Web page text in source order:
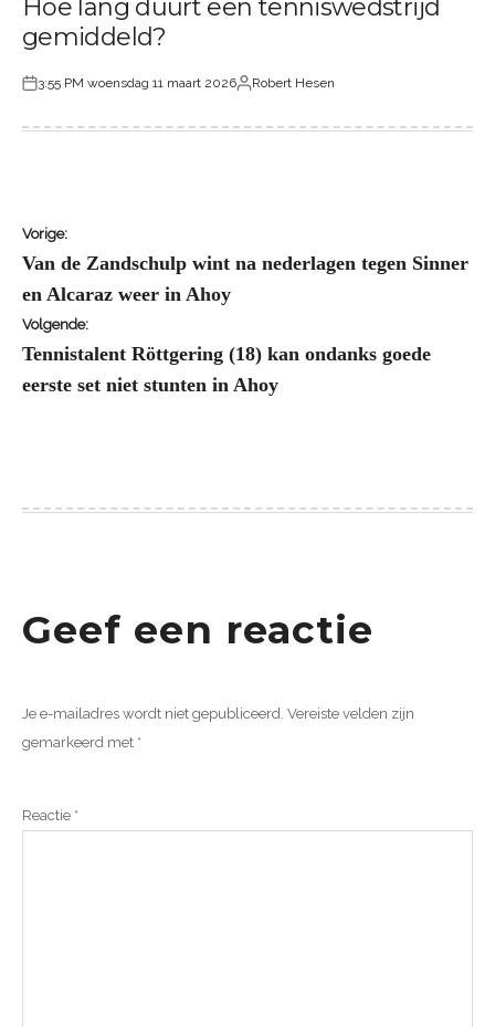
IN
Hoe lang duurt een tenniswedstrijd
gemiddeld?
Geplaatst
op
3:55 PM woensdag 11 maart 2026
Geplaatst
door
Robert Hesen
Bericht
navigatie
Vorige:
Van de Zandschulp wint na nederlagen tegen Sinner
en Alcaraz weer in Ahoy
Volgende:
Tennistalent Röttgering (18) kan ondanks goede
eerste set niet stunten in Ahoy
Geef een reactie
Je e-mailadres wordt niet gepubliceerd. Vereiste velden zijn
gemarkeerd met *
Reactie *